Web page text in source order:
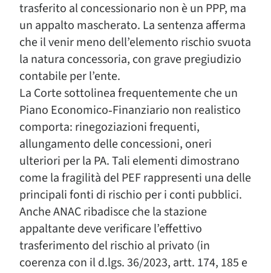
trasferito al concessionario non è un PPP, ma
un appalto mascherato. La sentenza afferma
che il venir meno dell’elemento rischio svuota
la natura concessoria, con grave pregiudizio
contabile per l’ente.
La Corte sottolinea frequentemente che un
Piano Economico‑Finanziario non realistico
comporta: rinegoziazioni frequenti,
allungamento delle concessioni, oneri
ulteriori per la PA. Tali elementi dimostrano
come la fragilità del PEF rappresenti una delle
principali fonti di rischio per i conti pubblici.
Anche ANAC ribadisce che la stazione
appaltante deve verificare l’effettivo
trasferimento del rischio al privato (in
coerenza con il d.lgs. 36/2023, artt. 174, 185 e